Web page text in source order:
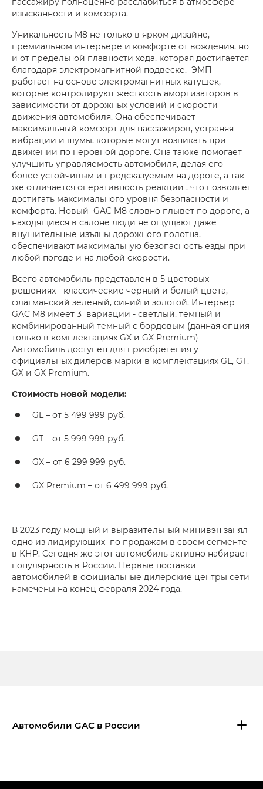
изысканности и комфорта.
Уникальность М8 не только в ярком дизайне,
премиальном интерьере и комфорте от вождения, но
и от предельной плавности хода, которая достигается
благодаря электромагнитной подвеске. ЭМП
работает на основе электромагнитных катушек,
которые контролируют жесткость амортизаторов в
зависимости от дорожных условий и скорости
движения автомобиля. Она обеспечивает
максимальный комфорт для пассажиров, устраняя
вибрации и шумы, которые могут возникать при
движении по неровной дороге. Она также помогает
улучшить управляемость автомобиля, делая его
более устойчивым и предсказуемым на дороге, а так
же отличается оперативность реакции , что позволяет
достигать максимального уровня безопасности и
комфорта. Новый GAC M8 словно плывет по дороге, а
находящиеся в салоне люди не ощущают даже
внушительные изъяны дорожного полотна,
обеспечивают максимальную безопасность езды при
любой погоде и на любой скорости.
Всего автомобиль представлен в 5 цветовых
решениях - классические черный и белый цвета,
флагманский зеленый, синий и золотой. Интерьер
GAC M8 имеет 3 вариации - светлый, темный и
комбинированный темный с бордовым (данная опция
только в комплектациях GX и GX Premium)
Автомобиль доступен для приобретения у
официальных дилеров марки в комплектациях GL, GT,
GX и GX Premium.
Стоимость новой модели:
GL – от 5 499 999 руб.
GT – от 5 999 999 руб.
GX – от 6 299 999 руб.
GX Premium – от 6 499 999 руб.
В 2023 году мощный и выразительный минивэн занял
одно из лидирующих по продажам в своем сегменте
в КНР. Сегодня же этот автомобиль активно набирает
популярность в России. Первые поставки
автомобилей в официальные дилерские центры сети
намечены на конец февраля 2024 года.
Aвтомобили GAC в России
Эс Икс ПРЕМИУМ — SX PREMIUM